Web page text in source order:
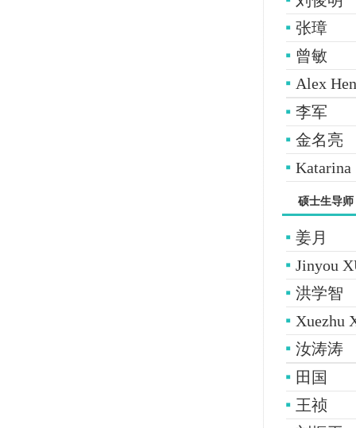
张璋
曾敏
Alex
李军
金名亮
Katarina
硕士生导师
姜月
Jinyou
洪学智
Xuezhu
汝涛涛
田国
王祯